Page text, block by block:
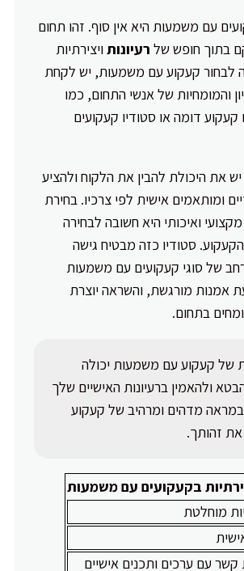
עם משמעות היא אין סוף. זהו תחום
בתוך חופש של רעיונותויצירתיות
לבחור קעקוע עם משמעות, יש לקחת
והמומחיות של אנשי התחום, כמו
דומה או סטודיו קעקועים
את היכולת להבין את הלקוח ולהציע
ומותאמים אישית לפי צרכיו. בחירת
ואיכותי היא חשובה לבחירה
הקעקוע. סטודיו כזה מבטיח גישה
של סוגי קעקועים עם משמעות
אמנות מורגשת, והשראה יוצרת
בתחום.
של קעקוע עם משמעות יכולה
ולהאמין ברעיונות האישיים שלך
מדהים ומרהיב של קעקוע
את זהותך.
בקעקועים עם משמעות
מוחלטת
עם ערכים ותכנים אישיים